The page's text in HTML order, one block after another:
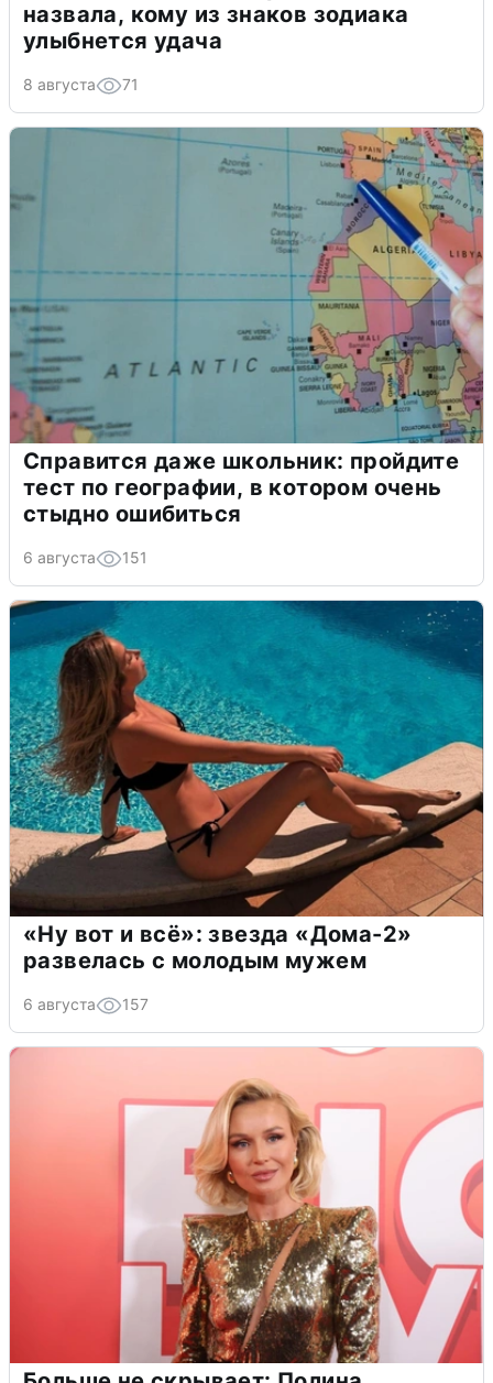
назвала, кому из знаков зодиака
улыбнется удача
8 августа 71
Справится даже школьник: пройдите
тест по географии, в котором очень
стыдно ошибиться
6 августа 151
«Ну вот и всё»: звезда «Дома-2»
развелась с молодым мужем
6 августа 157